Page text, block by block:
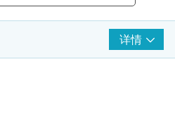
详情